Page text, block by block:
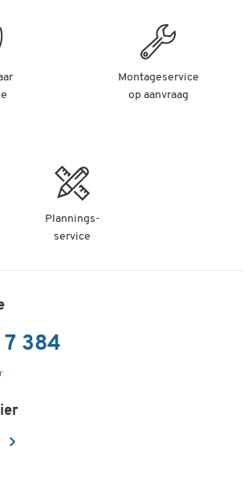
Montageservice
op aanvraag
Plannings-
service
384